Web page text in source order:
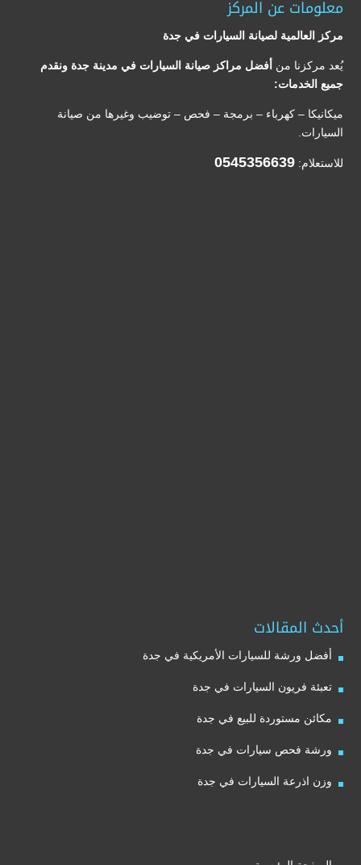
معلومات عن المركز
مركز العالمية لصيانة السيارات في جدة
يُعد مركزنا من أفضل مراكز صيانة السيارات في مدينة جدة ونقدم
جميع الخدمات:
ميكانيكا – كهرباء – برمجة – فحص – توضيب وغيرها من صيانة
السيارات.
للاستعلام: 0545356639
أحدث المقالات
أفضل ورشة للسيارات الأمريكية في جدة
تعبئة فريون السيارات في جدة
مكائن مستوردة للبيع في جدة
ورشة فحص سيارات في جدة
وزن اذرعة السيارات في جدة